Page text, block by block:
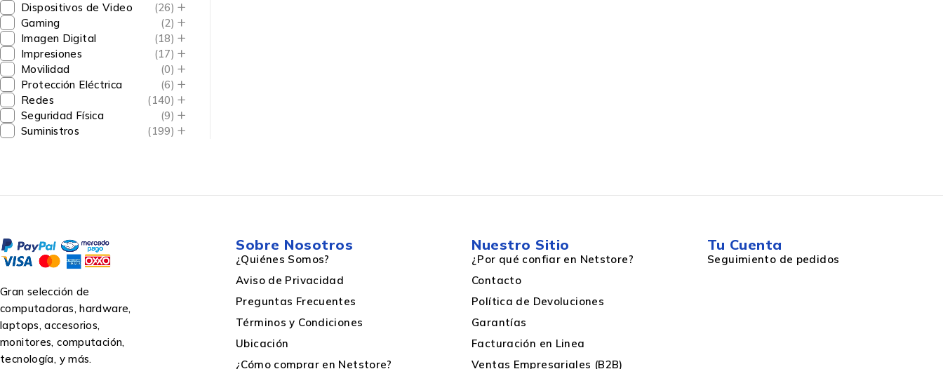
Dispositivos de Video
(26)
Gaming
(2)
Imagen Digital
(18)
Impresiones
(17)
Movilidad
(0)
Protección Eléctrica
(6)
Redes
(140)
Seguridad Física
(9)
Suministros
(199)
Gran selección de
computadoras, hardware,
laptops, accesorios,
monitores, computación,
tecnología, y más.
Sobre Nosotros
¿Quiénes Somos?
Aviso de Privacidad
Preguntas Frecuentes
Términos y Condiciones
Ubicación
¿Cómo comprar en Netstore?
Nuestro Sitio
¿Por qué confiar en Netstore?
Contacto
Política de Devoluciones
Garantías
Facturación en Linea
Ventas Empresariales (B2B)
Tu Cuenta
Seguimiento de pedidos